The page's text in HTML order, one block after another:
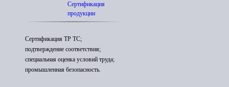
Сертификация
продукции
Сертификация ТР ТС;
подтверждение соответствия;
специальная оценка условий труда;
промышленная безопасность.